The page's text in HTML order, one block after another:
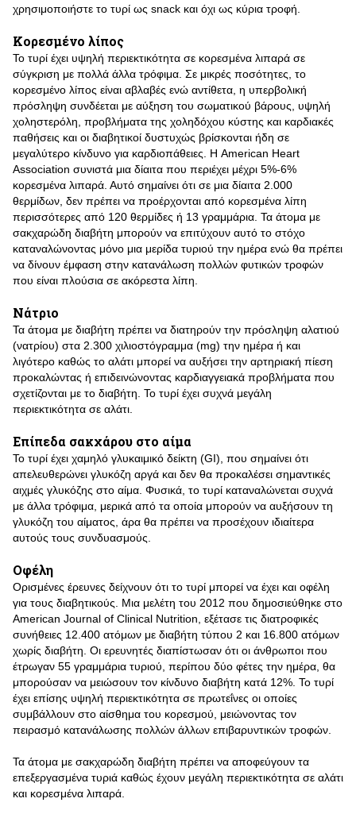
χρησιμοποιήστε το τυρί ως snack και όχι ως κύρια τροφή.
Κορεσμένο λίπος
Το τυρί έχει υψηλή περιεκτικότητα σε κορεσμένα λιπαρά σε
σύγκριση με πολλά άλλα τρόφιμα. Σε μικρές ποσότητες, το
κορεσμένο λίπος είναι αβλαβές ενώ αντίθετα, η υπερβολική
πρόσληψη συνδέεται με αύξηση του σωματικού βάρους, υψηλή
χοληστερόλη, προβλήματα της χοληδόχου κύστης και καρδιακές
παθήσεις και οι διαβητικοί δυστυχώς βρίσκονται ήδη σε
μεγαλύτερο κίνδυνο για καρδιοπάθειες. Η American Heart
Association συνιστά μια δίαιτα που περιέχει μέχρι 5%-6%
κορεσμένα λιπαρά. Αυτό σημαίνει ότι σε μια δίαιτα 2.000
θερμίδων, δεν πρέπει να προέρχονται από κορεσμένα λίπη
περισσότερες από 120 θερμίδες ή 13 γραμμάρια. Τα άτομα με
σακχαρώδη διαβήτη μπορούν να επιτύχουν αυτό το στόχο
καταναλώνοντας μόνο μια μερίδα τυριού την ημέρα ενώ θα πρέπει
να δίνουν έμφαση στην κατανάλωση πολλών φυτικών τροφών
που είναι πλούσια σε ακόρεστα λίπη.
Νάτριο
Τα άτομα με διαβήτη πρέπει να διατηρούν την πρόσληψη αλατιού
(νατρίου) στα 2.300 χιλιοστόγραμμα (mg) την ημέρα ή και
λιγότερο καθώς το αλάτι μπορεί να αυξήσει την αρτηριακή πίεση
προκαλώντας ή επιδεινώνοντας καρδιαγγειακά προβλήματα που
σχετίζονται με το διαβήτη. Το τυρί έχει συχνά μεγάλη
περιεκτικότητα σε αλάτι.
Επίπεδα σακχάρου στο αίμα
Το τυρί έχει χαμηλό γλυκαιμικό δείκτη (GI), που σημαίνει ότι
απελευθερώνει γλυκόζη αργά και δεν θα προκαλέσει σημαντικές
αιχμές γλυκόζης στο αίμα. Φυσικά, το τυρί καταναλώνεται συχνά
με άλλα τρόφιμα, μερικά από τα οποία μπορούν να αυξήσουν τη
γλυκόζη του αίματος, άρα θα πρέπει να προσέχουν ιδιαίτερα
αυτούς τους συνδυασμούς.
Οφέλη
Ορισμένες έρευνες δείχνουν ότι το τυρί μπορεί να έχει και οφέλη
για τους διαβητικούς. Μια μελέτη του 2012 που δημοσιεύθηκε στο
American Journal of Clinical Nutrition, εξέτασε τις διατροφικές
συνήθειες 12.400 ατόμων με διαβήτη τύπου 2 και 16.800 ατόμων
χωρίς διαβήτη. Οι ερευνητές διαπίστωσαν ότι οι άνθρωποι που
έτρωγαν 55 γραμμάρια τυριού, περίπου δύο φέτες την ημέρα, θα
μπορούσαν να μειώσουν τον κίνδυνο διαβήτη κατά 12%. Το τυρί
έχει επίσης υψηλή περιεκτικότητα σε πρωτεΐνες οι οποίες
συμβάλλουν στο αίσθημα του κορεσμού, μειώνοντας τον
πειρασμό κατανάλωσης πολλών άλλων επιβαρυντικών τροφών.
Τα άτομα με σακχαρώδη διαβήτη πρέπει να αποφεύγουν τα
επεξεργασμένα τυριά καθώς έχουν μεγάλη περιεκτικότητα σε αλάτι
και κορεσμένα λιπαρά.